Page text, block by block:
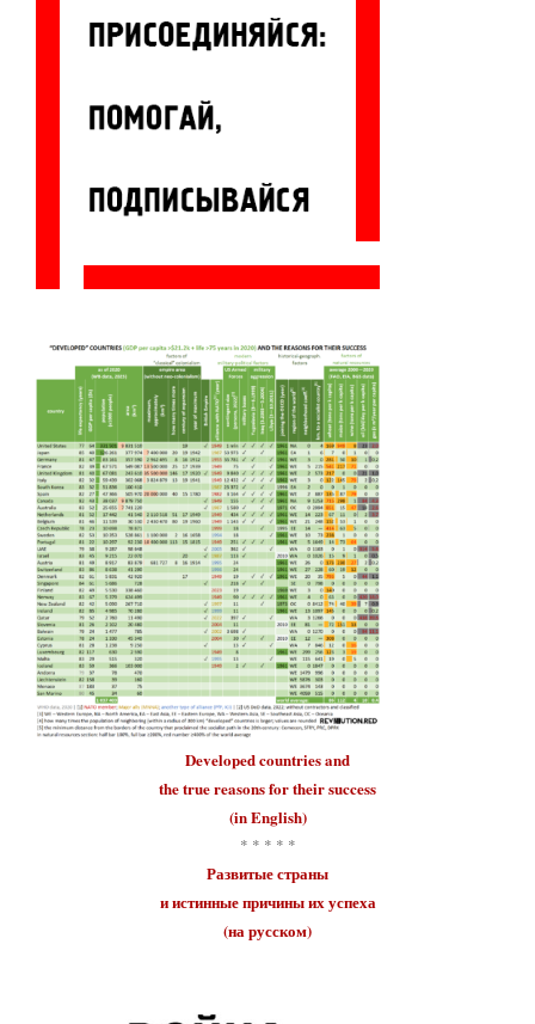
Developed countriesand
the true reasons for theirsuccess
(in English)
* * * * *
Развитые страны
и истинные причины ихуспеха
(на русском)